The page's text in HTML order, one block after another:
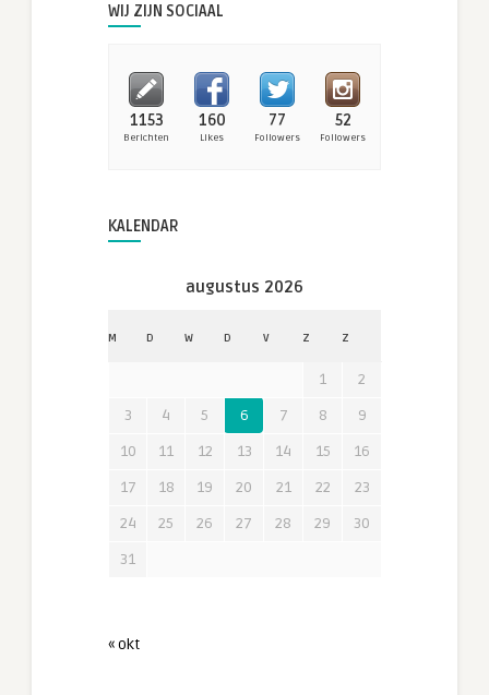
WIJ ZIJN SOCIAAL
1153
Berichten
160
Likes
77
Followers
52
Followers
KALENDAR
augustus 2026
M D W D V Z Z
1
2
3
4 5 6 7 8
9
10
11 12 13 14 15
16
17
18 19 20 21 22
23
24
25 26 27 28 29
30
31
« okt